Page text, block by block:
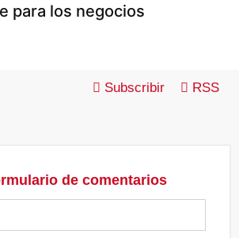
para los negocios
Subscribir RSS
de comentarios